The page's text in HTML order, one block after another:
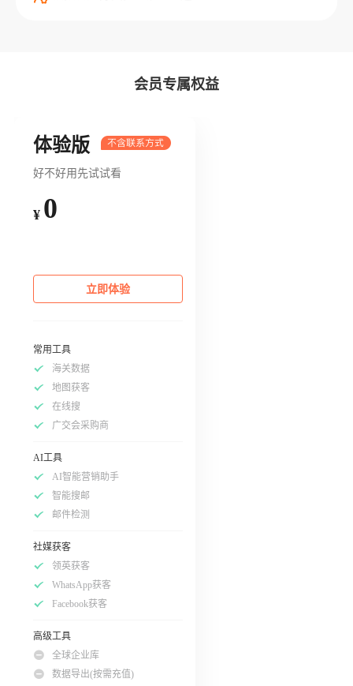
会员专属权益
体验版
好不好用先试试看
¥ 0
立即体验
常用工具
海关数据
地图获客
在线搜
广交会采购商
AI工具
AI智能营销助手
智能搜邮
邮件检测
社媒获客
领英获客
WhatsApp获客
Facebook获客
高级工具
全球企业库
数据导出(按需充值)